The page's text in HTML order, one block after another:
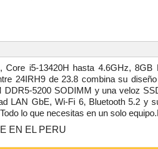
Core i5-13420H hasta 4.6GHz,
24IRH9 de 23.8 combina su
DDR5-5200 SODIMM y una veloz
LAN GbE, Wi-Fi 6, Bluetooth 5.2 y
lo que necesitas en un solo
EN EL PERU